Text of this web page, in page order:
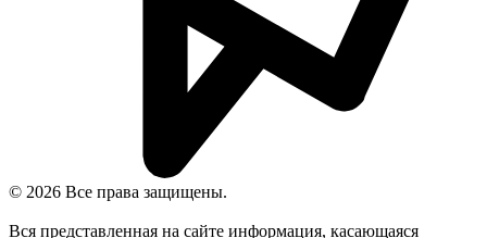
© 2026 Все права защищены.
Вся представленная на сайте информация, касающаяся